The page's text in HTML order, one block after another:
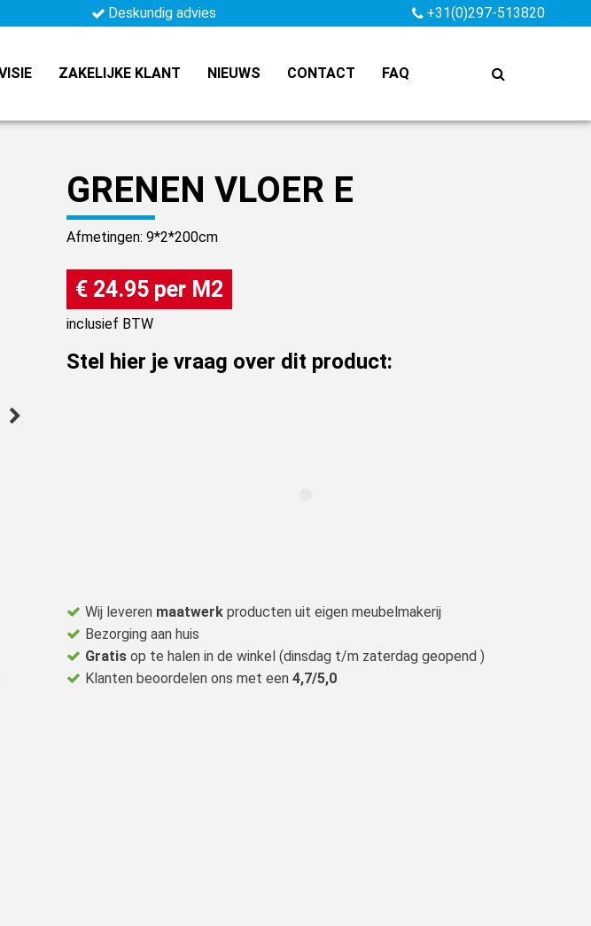
Deskundig advies +31(0)297-513820
ZAKELIJKE KLANT NIEUWS CONTACT FAQ
GRENEN VLOER E
Afmetingen: 9*2*200cm
€ 24.95 per M2
inclusief BTW
Stel hier je vraag over dit product:
Wij leveren maatwerk producten uit eigen meubelmakerij
Bezorging aan huis
Gratis op te halen in de winkel (dinsdag t/m zaterdag geopend )
Klanten beoordelen ons met een 4,7/5,0